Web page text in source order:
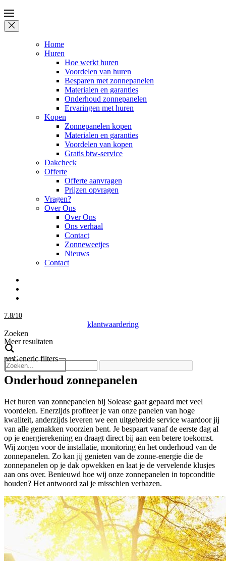
Home
Huren
Hoe werkt huren
Voordelen van huren
Besparen met zonnepanelen
Materialen en garanties
Onderhoud zonnepanelen
Ervaringen met huren
Kopen
Zonnepanelen kopen
Materialen en garanties
Voordelen van kopen
Gratis btw-service
Dakcheck
Offerte
Offerte aanvragen
Prijzen opvragen
Vragen?
Over Ons
Over Ons
Ons verhaal
Contact
Zonneweetjes
Nieuws
Contact
7.8/10
klantwaardering
Zoeken
Meer resultaten
Generic filters
nav
Onderhoud zonnepanelen
Het huren van zonnepanelen bij Solease gaat gepaard met veel
voordelen. Enerzijds profiteer je van onze panelen van hoge
kwaliteit, anderzijds leveren we een uitgebreide service waardoor jij
van alle gemakken voorzien bent. Je bespaart vanaf de eerste dag al
op je energierekening en draagt direct bij aan een betere toekomst.
Wij zorgen voor de installatie, monitoring én het onderhoud van de
zonnepanelen. Zo kan jij genieten van de zonne-energie die de
zonnepanelen op je dak opwekken en laat je de vervelende klusjes
aan ons over. Benieuwd hoe wij onze zonnepanelen in topconditie
houden? Het antwoord zal je misschien verbazen.